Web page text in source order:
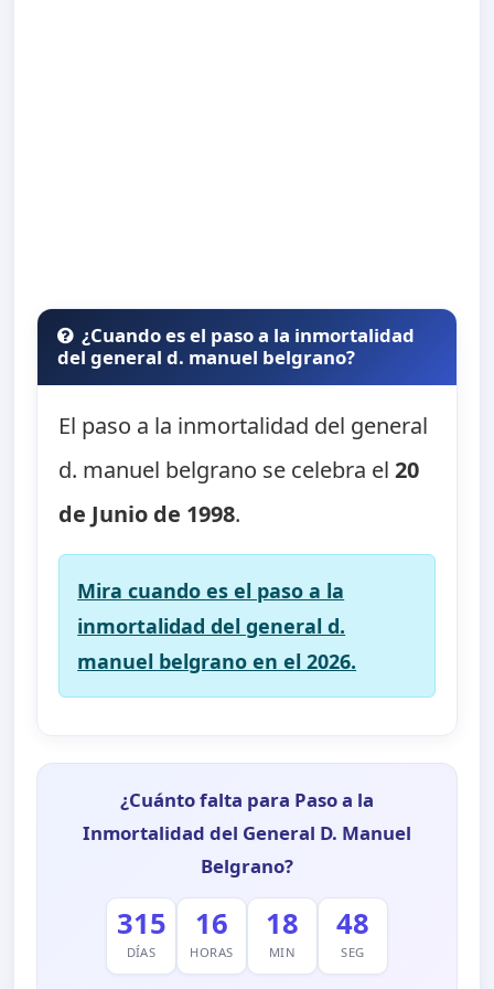
¿Cuando es el paso a la inmortalidad
del general d. manuel belgrano?
El paso a la inmortalidad del general
d. manuel belgrano se celebra el20
de Junio de 1998.
Mira cuando es el paso a la
inmortalidad del general d.
manuel belgrano en el 2026.
¿Cuánto falta para Paso a la
Inmortalidad del General D. Manuel
Belgrano?
315
DÍAS
16
HORAS
18
MIN
47
SEG